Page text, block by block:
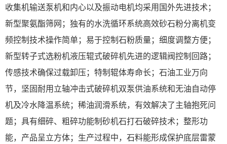
收集机输送泵机和内心以及振动电机均采用国外先进技术；
新型聚氨酯筛网；独有的水洗循环系统高效砂石粉分离机变
频控制技术操作简单；易于控制石粉质量；细度调整方便；
新型转子式选粉机液压辊式破碎机先进的逻辑阀控制回路；
传感技术确保过载卸压；特制辊体寿命长；石油工业万向
节，坚固耐用立轴冲击式破碎机双泵供油系统和无油自动停
机及冷水降温系统；稀油润滑系统，有效解决了主轴抱死问
题；具有细碎、粗碎功能制砂机石打石破碎技术；整形功
能，产品呈立方体；生产过程中，石料能形成保护底层雷蒙